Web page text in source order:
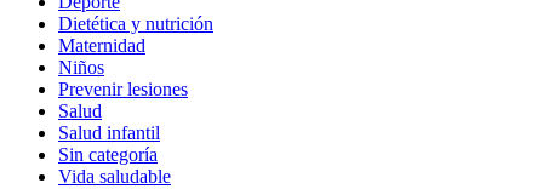
Dietética y nutrición
Maternidad
Niños
Prevenir lesiones
Salud
Salud infantil
Sin categoría
Vida saludable